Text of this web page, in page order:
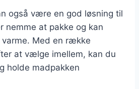
også være en god løsning til
nemme at pakke og kan
varme. Med en række
at vælge imellem, kan du
holde madpakken